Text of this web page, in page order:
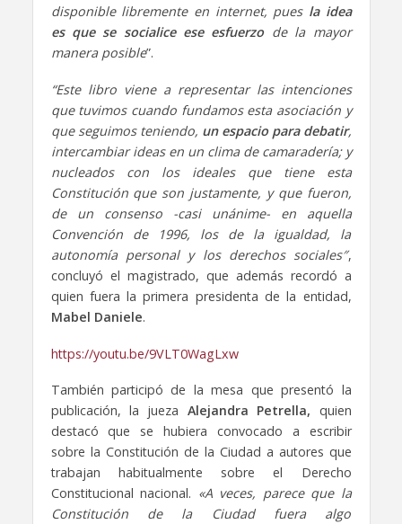
disponible libremente en internet, pues la idea
es que se socialice ese esfuerzode la mayor
manera posible”.
“Este libro viene a representar las intenciones
que tuvimos cuando fundamos esta asociación y
que seguimos teniendo, un espacio para debatir,
intercambiar ideas en un clima de camaradería; y
nucleados con los ideales que tiene esta
Constitución que son justamente, y que fueron,
de un consenso -casi unánime- en aquella
Convención de 1996, los de la igualdad, la
autonomía personal y los derechos sociales″,
concluyó el magistrado, que además recordó a
quien fuera la primera presidenta de la entidad,
Mabel Daniele.
https://youtu.be/9VLT0WagLxw
También participó de la mesa que presentó la
publicación, la jueza Alejandra Petrella, quien
destacó que se hubiera convocado a escribir
sobre la Constitución de la Ciudad a autores que
trabajan habitualmente sobre el Derecho
Constitucional nacional. «A veces, parece que la
Constitución de la Ciudad fuera algo